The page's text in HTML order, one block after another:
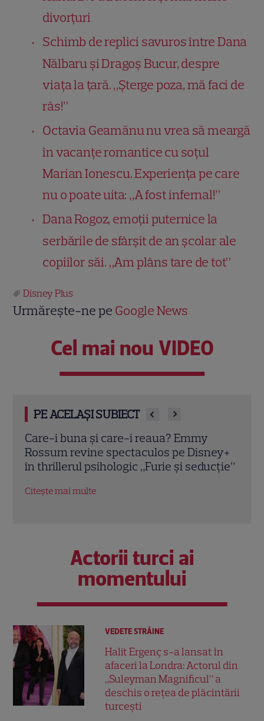
divorțuri
Schimb de replici savuros între Dana
Nălbaru și Dragoș Bucur, despre
viața la țară. „Șterge poza, mă faci de
râs!”
Octavia Geamănu nu vrea să meargă
în vacanțe romantice cu soțul
Marian Ionescu. Experiența pe care
nu o poate uita: „A fost infernal!”
Dana Rogoz, emoții puternice la
serbările de sfârșit de an școlar ale
copiilor săi. „Am plâns tare de tot”
Disney Plus
Urmărește-ne pe Google News
Cel mai nou VIDEO
PE ACELAȘI SUBIECT
Ghid de streaming, 20 – 26 iulie: „Star
Trek: Noi lumi stranii” revine cu sezonul
4. Ce filme noi intră pe Netflix și Max
Citește mai multe
Actorii turci ai
momentului
VEDETE STRĂINE
Halit Ergenç s-a lansat în
afaceri la Londra: Actorul din
„Suleyman Magnificul” a
deschis o rețea de plăcintării
turcești